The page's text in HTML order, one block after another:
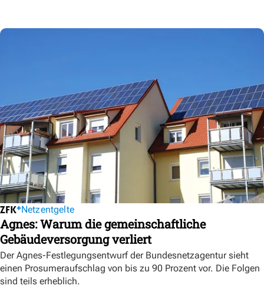
Netzentgelte
Agnes: Warum die gemeinschaftliche
Gebäudeversorgung verliert
Der Agnes-Festlegungsentwurf der Bundesnetzagentur sieht
einen Prosumeraufschlag von bis zu 90 Prozent vor. Die Folgen
sind teils erheblich.